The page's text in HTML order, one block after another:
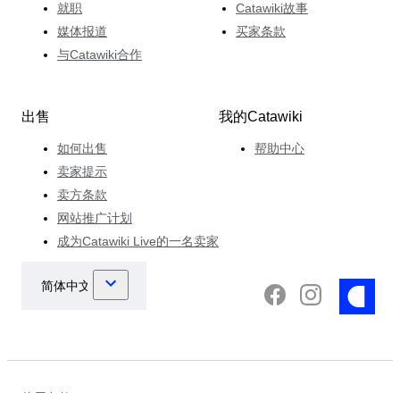
就职
媒体报道
与Catawiki合作
Catawiki故事
买家条款
出售
如何出售
卖家提示
卖方条款
网站推广计划
成为Catawiki Live的一名卖家
我的Catawiki
帮助中心